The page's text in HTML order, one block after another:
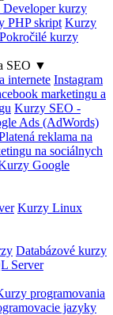
Developer kurzy
PHP skript Kurzy
Pokročilé kurzy
SEO ▼
internete Instagram
marketingu a
Kurzy SEO -
Ads (AdWords)
reklama na
na sociálnych
Google
Kurzy Linux
Databázové kurzy
Server
programovania
jazyky